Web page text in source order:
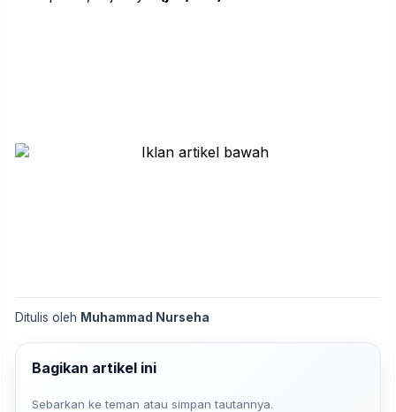
Ditulis oleh Muhammad Nurseha
Bagikan artikel ini
Sebarkan ke teman atau simpan tautannya.